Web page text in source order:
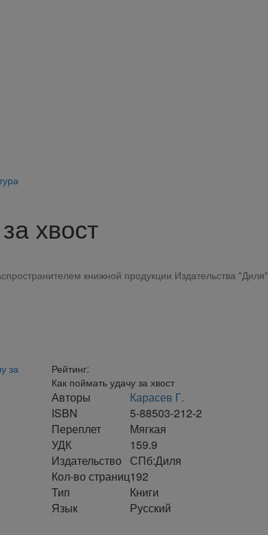
хвост
книжной продукции Издательства "Диля"
Рейтинг:
Как поймать удачу за хвост
Авторы
Карасев Г.
ISBN
5-88503-212-2
Переплет
Мягкая
УДК
159.9
Издательство
СПб:Диля
Кол-во страниц192
Тип
Книги
Язык
Русский